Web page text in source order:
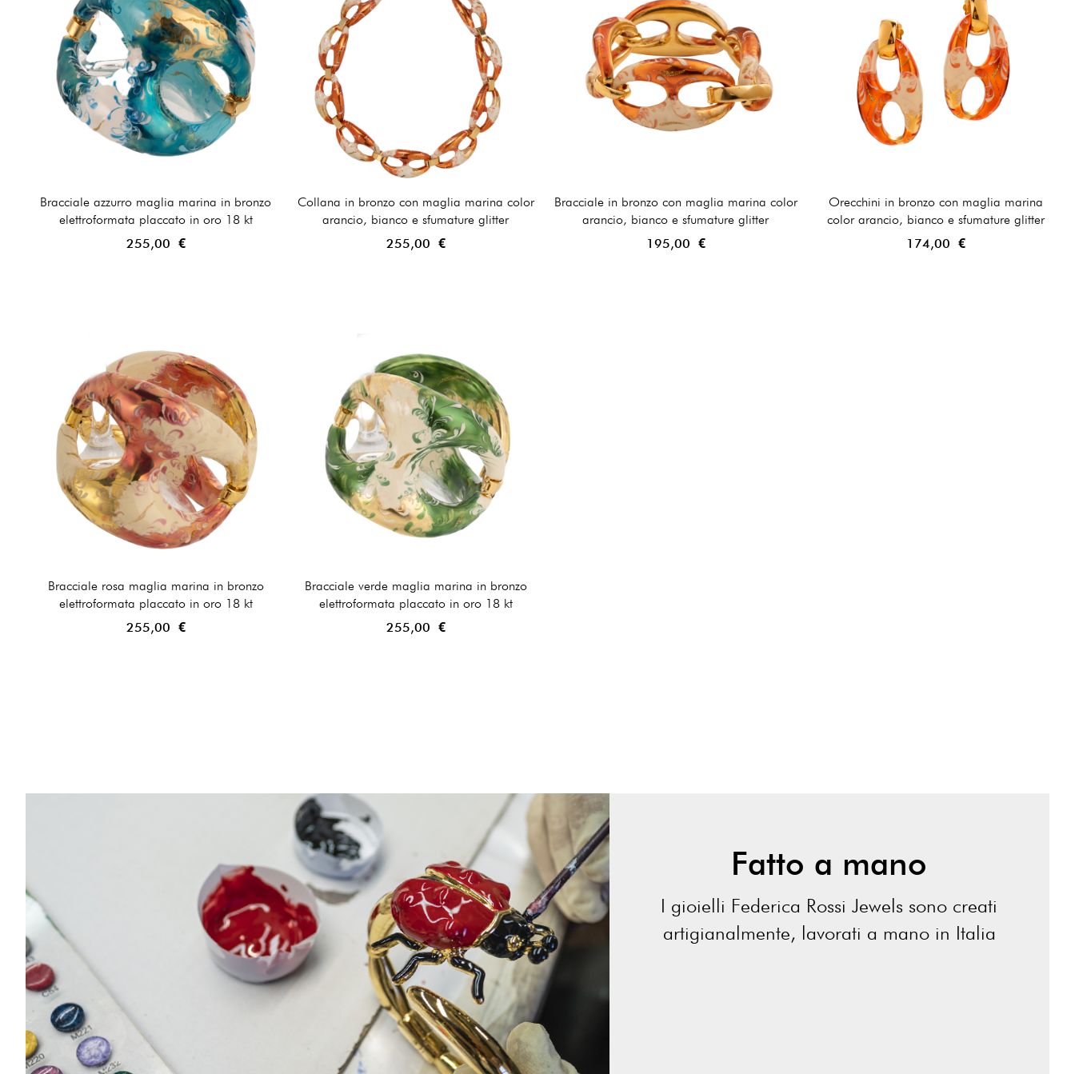
Bracciale azzurro maglia marina in bronzo
elettroformata placcato in oro 18 kt
255,00 €
Collana in bronzo con maglia marina color
arancio, bianco e sfumature glitter
255,00 €
Bracciale in bronzo con maglia marina color
arancio, bianco e sfumature glitter
195,00 €
Orecchini in bronzo con maglia marina
color arancio, bianco e sfumature glitter
174,00 €
Bracciale rosa maglia marina in bronzo
elettroformata placcato in oro 18 kt
255,00 €
Bracciale verde maglia marina in bronzo
elettroformata placcato in oro 18 kt
255,00 €
Fatto a mano
I gioielli Federica Rossi Jewels sono creati
artigianalmente, lavorati a mano in Italia